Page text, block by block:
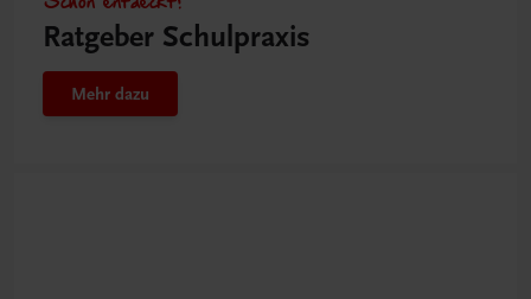
Ratgeber Schulpraxis
Mehr dazu